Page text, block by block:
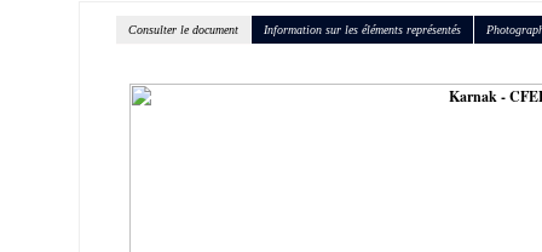
Consulter le document Information sur les éléments représentés